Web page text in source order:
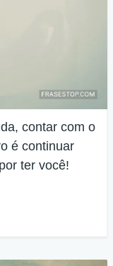
contar com o
é continuar
ter você!